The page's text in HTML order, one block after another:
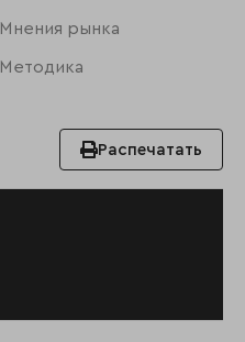
Мнения рынка
Методика
Распечатать